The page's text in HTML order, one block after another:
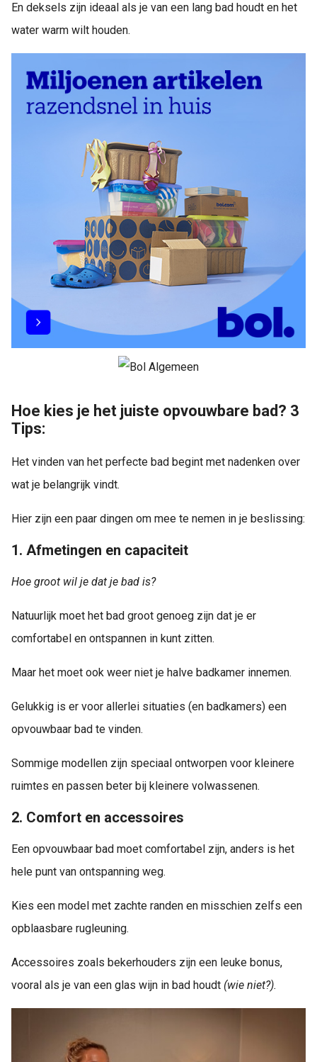
En deksels zijn ideaal als je van een lang bad houdt en het
water warm wilt houden.
Hoe kies je het juiste opvouwbare bad? 3
Tips:
Het vinden van het perfecte bad begint met nadenken over
wat je belangrijk vindt.
Hier zijn een paar dingen om mee te nemen in je beslissing:
1. Afmetingen en capaciteit
Hoe groot wil je dat je bad is?
Natuurlijk moet het bad groot genoeg zijn dat je er
comfortabel en ontspannen in kunt zitten.
Maar het moet ook weer niet je halve badkamer innemen.
Gelukkig is er voor allerlei situaties (en badkamers) een
opvouwbaar bad te vinden.
Sommige modellen zijn speciaal ontworpen voor kleinere
ruimtes en passen beter bij kleinere volwassenen.
2. Comfort en accessoires
Een opvouwbaar bad moet comfortabel zijn, anders is het
hele punt van ontspanning weg.
Kies een model met zachte randen en misschien zelfs een
opblaasbare rugleuning.
Accessoires zoals bekerhouders zijn een leuke bonus,
vooral als je van een glas wijn in bad houdt (wie niet?).